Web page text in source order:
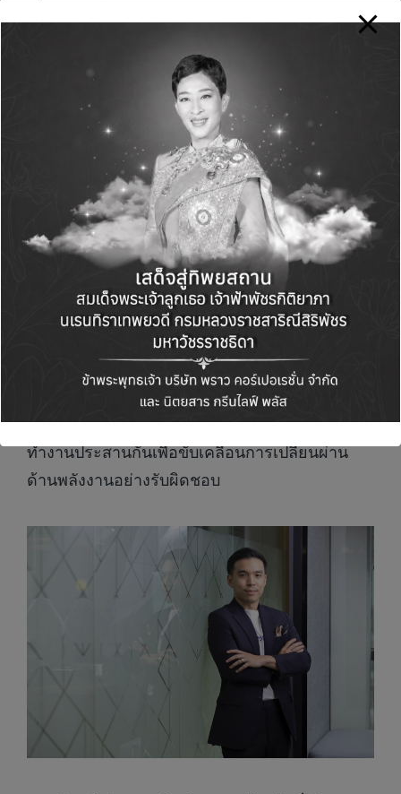
ประสิทธิภาพการวิเคราะห์ข้อมูลและการตัดสินใจ
ตลอดจนการบริหารบุคลากรเพื่อสนับสนุนการ
พัฒนาศักยภาพของพนักงาน ทั้งหมดนี้ช่วย
สนับสนุนการดำเนินงานตามแนวทางการลดการ
ปล่อยก๊าซคาร์บอน (CO
) ของบ้านปู ตั้งแต่ หลีก
เลี่ยง (Avoid) การปล่อย CO2ที่ไม่จำเป็น ลด
(Reduce) การปล่อย CO2จากการดำเนินงาน
กำจัด (Remove) ผ่านเทคโนโลยีดักจับและกักเก็บ
คาร์บอน ไปจนถึง ชดเชย (Offset) การปล่อย
คาร์บอนที่หลีกเลี่ยงไม่ได้ด้วยวิธีอื่น เช่น การใช้
คาร์บอนเครดิต (Carbon Credits) ที่ผ่านการ
รับรองมาตรฐานสากล หรือการสนับสนุนโครงการ
ฟื้นฟูธรรมชาติและระบบนิเวศ (Nature-based
Solutions) ทำให้คน เทคโนโลยี และธรรมาภิบาล
ทำงานประสานกันเพื่อขับเคลื่อนการเปลี่ยนผ่าน
ด้านพลังงานอย่างรับผิดชอบ